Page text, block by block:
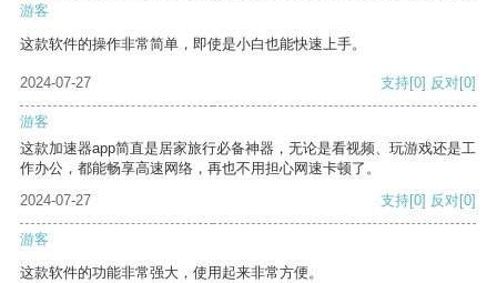
游客
这款软件的操作非常简单，即使是小白也能快速上手。
2024-07-27 支持[0] 反对[0]
游客
这款加速器app简直是居家旅行必备神器，无论是看视频、玩游戏还是工
作办公，都能畅享高速网络，再也不用担心网速卡顿了。
2024-07-27
支持[0] 反对[0]
游客
这款软件的功能非常强大，使用起来非常方便。